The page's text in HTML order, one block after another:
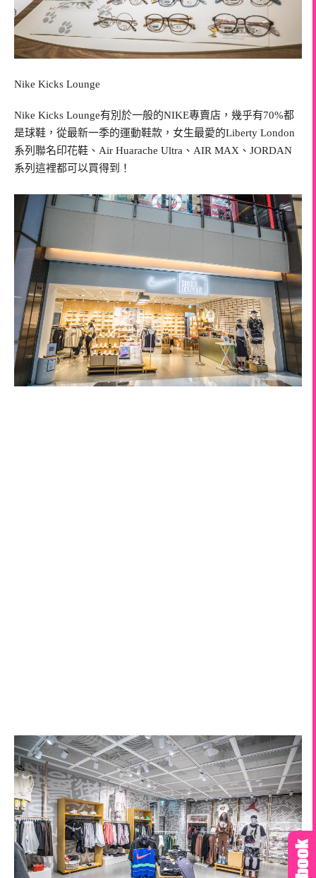
Nike Kicks Lounge
Nike Kicks Lounge有別於一般的NIKE專賣店，幾乎有70%都
是球鞋，從最新一季的運動鞋款，女生最愛的Liberty London
系列聯名印花鞋、Air Huarache Ultra、AIR MAX、JORDAN
系列這裡都可以買得到！